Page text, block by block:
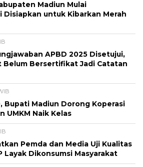
Madiun Mulai
Disiapkan untuk Kibarkan Merah
APBD 2025 Disetujui,
Belum Bersertifikat Jadi Catatan
Bupati Madiun Dorong Koperasi
UMKM Naik Kelas
Pemda dan Media Uji Kualitas
Layak Dikonsumsi Masyarakat